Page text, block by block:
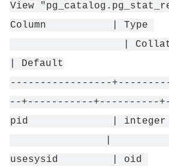
View
Column           | Type
| Collation |
| Default
-----------------
--+-----------+----------
pid              | integer
usesysid         | oid